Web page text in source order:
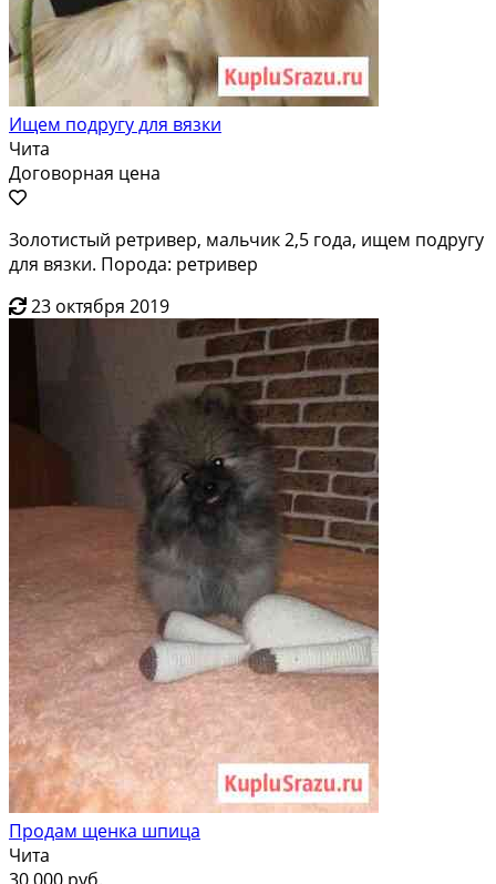
Ищем подругу для вязки
Чита
Договорная цена
Золотистый ретривер, мальчик 2,5 года, ищем подругу
для вязки. Порода: ретривер
23 октября 2019
Продам щенка шпица
Чита